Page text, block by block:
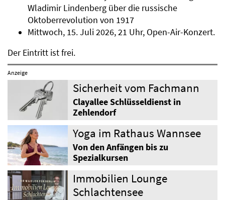
Wladimir Lindenberg über die russische
Oktoberrevolution von 1917
Mittwoch, 15. Juli 2026, 21 Uhr, Open-Air-Konzert.
Der Eintritt ist frei.
Anzeige
Sicherheit vom Fachmann
Clayallee Schlüsseldienst in
Zehlendorf
Yoga im Rathaus Wannsee
Von den Anfängen bis zu
Spezialkursen
Immobilien Lounge
Schlachtensee